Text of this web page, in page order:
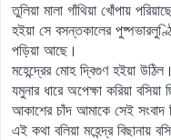
তুলিয়া মালা গাঁথিয়া খোঁপায়
হইয়া সে বসন্তকালের
পড়িয়া আছে।
মহেন্দ্রের মোহ দ্বিগুণ হইয়া
যমুনার ধারে অপেক্ষা করিয়া
আকাশের চাঁদ আমাকে সেই
এই কথা বলিয়া মহেন্দ্র বিছানায়